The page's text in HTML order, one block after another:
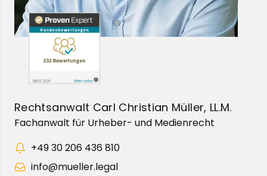
Rechtsanwalt Carl Christian Müller, LL.M.
Fachanwalt für Urheber- und Medienrecht
+49 30 206 436 810
info@mueller.legal